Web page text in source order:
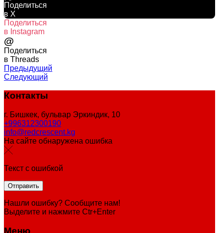
Поделиться
в X
Поделиться
в Instagram
@
Поделиться
в Threads
Предыдущий
Следующий
Контакты
г. Бишкек, бульвар Эркиндик, 10
+996312300190
info@redcrescent.kg
На сайте обнаружена ошибка
Текст с ошибкой
Нашли ошибку? Сообщите нам!
Выделите и нажмите Ctr+Enter
Меню